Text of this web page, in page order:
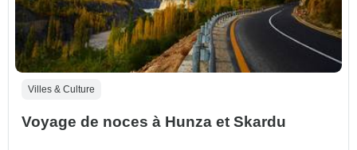
Villes & Culture
Voyage de noces à Hunza et Skardu